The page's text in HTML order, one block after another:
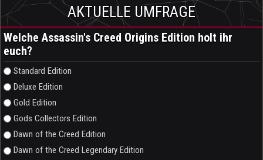
AKTUELLE UMFRAGE
Welche Assassin's Creed Origins Edition holt ihr
euch?
Auswahlmöglichkeiten
Standard Edition
Deluxe Edition
Gold Edition
Gods Collectors Edition
Dawn of the Creed Edition
Dawn of the Creed Legendary Edition